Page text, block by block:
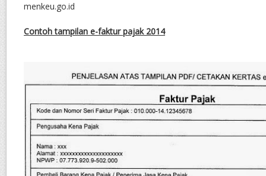
menkeu.go.id
Contoh tampilan e-faktur pajak 2014